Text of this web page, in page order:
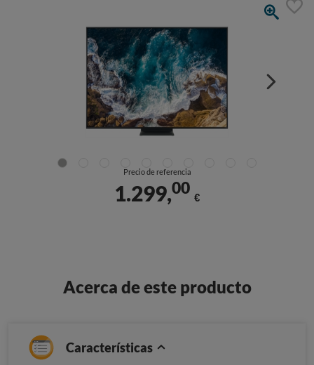
Precio de referencia
1.299,00
€
Acerca de este producto
Características